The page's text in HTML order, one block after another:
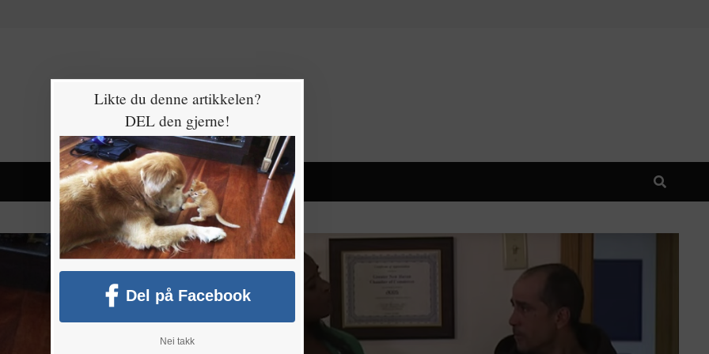
Likte du denne artikkelen?
DEL den gjerne!
Del på Facebook
Nei takk